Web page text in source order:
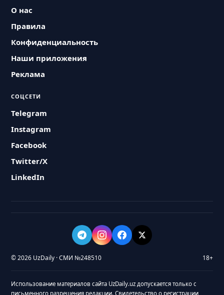
О нас
Правила
Конфиденциальность
Наши приложения
Реклама
СОЦСЕТИ
Telegram
Instagram
Facebook
Twitter/X
LinkedIn
© 2026 UzDaily · СМИ №248510 18+
Использование материалов сайта UzDaily.uz допускается только с
письменного разрешения редакции. Свидетельство о регистрации